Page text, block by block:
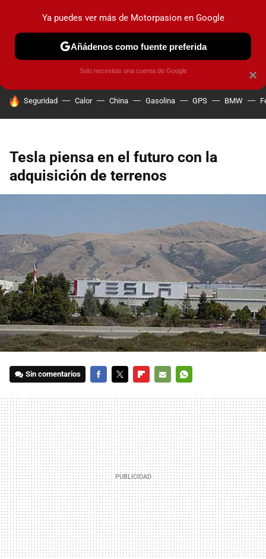
PRUEBAS COCHES ELÉCTRICOS OBSERVATORIO
HOY SE HABLA DE
Seguridad Calor China Gasolina GPS BMW
Tesla piensa en el futuro con la
adquisición de terrenos
Sin comentarios
MAIL
×
Ya puedes ver más de Motorpasion en Google
Añádenos como fuente preferida
Solo necesitas una cuenta de Google